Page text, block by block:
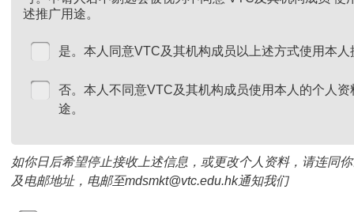
述推广用途。
是。本人同意VTC及其机构成员以上述方式使用本
否。本人不同意VTC及其机构成员使用本人的个人
途。
如你日后希望停止接收上述信息，或更改个人资料，请连同
及电邮地址，电邮至mdsmkt@vtc.edu.hk通知我们